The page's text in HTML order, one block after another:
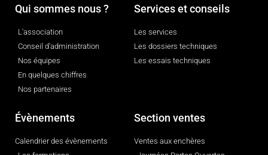
Qui sommes nous ?
L'association
Conseil d'administration
Nos équipes
En quelques chiffres
Nos partenaires
Services et conseils
Les services
Les dossiers techniques
Les essais techniques
Évènements
Calendrier des évènements
Section ventes
Ventes aux enchères